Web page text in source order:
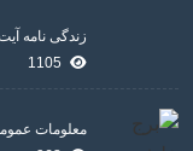
زندگی نامه
معلومات